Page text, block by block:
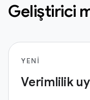
Geliştirici
YENI
Verimlilik